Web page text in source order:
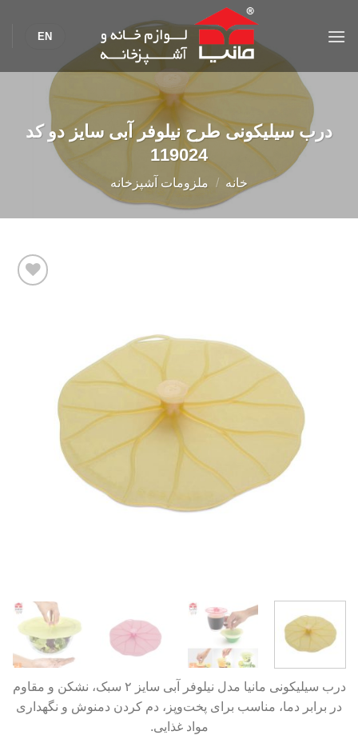
EN
درب سیلیکونی طرح نیلوفر آبی سايز دو کد
119024
خانه / ملزومات آشپزخانه
درب سیلیکونی مانیا مدل نیلوفر آبی سایز ۲ سبک، نشکن و مقاوم
در برابر دما، مناسب برای پخت‌وپز، دم کردن دمنوش و نگهداری
مواد غذایی.